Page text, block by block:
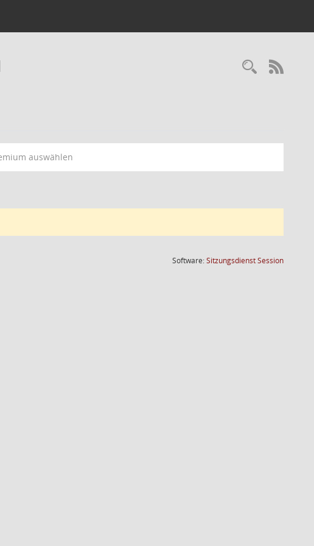
auswählen
Software:SitzungsdienstSession(Wird in